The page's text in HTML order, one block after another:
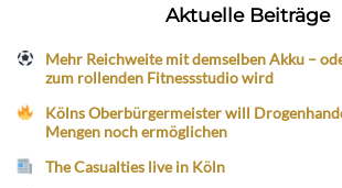
Aktuelle Beiträge
Mehr Reichweite mit demselben Akku –
zum rollenden Fitnessstudio wird
Kölns Oberbürgermeister will
Mengen noch ermöglichen
The Casualties live in Köln